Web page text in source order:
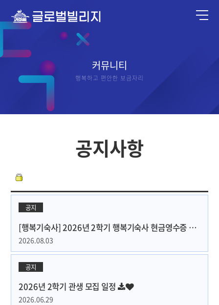
커뮤니티
행복하고 편안한 보금자리
공지사항
공지
[행복기숙사] 2026년 2학기 행복기숙사 현금영수증 신청 안내
2026.08.03
공지
2026년 2학기 관생 모집 일정
2026.06.29